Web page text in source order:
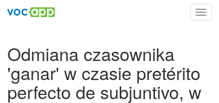
Odmiana czasownika
'ganar' w czasie pretérito
perfecto de subjuntivo, w